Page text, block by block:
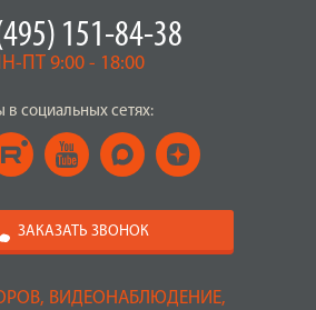
ВИДЕОНАБЛЮДЕНИЕ,
151-84-38
ПТ 9:00 - 18:00
в социальных сетях:
ЗАКАЗАТЬ ЗВОНОК